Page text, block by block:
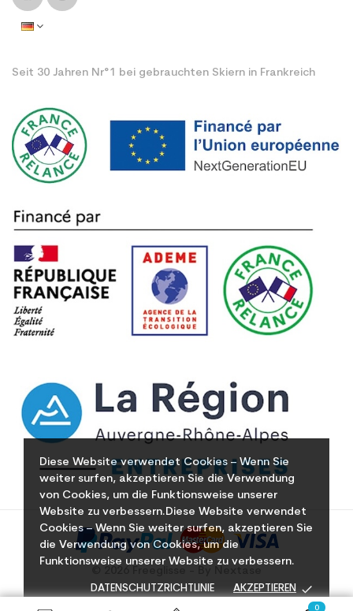
Diese Website verwendet Cookies – Wenn Sie
weiter surfen, akzeptieren Sie die Verwendung
von Cookies, um die Funktionsweise unserer
Website zu verbessern.Diese Website verwendet
Cookies – Wenn Sie weiter surfen, akzeptieren Sie
die Verwendung von Cookies, um die
Funktionsweise unserer Website zu verbessern.
DATENSCHUTZRICHTLINIE AKZEPTIEREN done
0
Seit 30 Jahren Nr°1 bei gebrauchten Skiern in Frankreich